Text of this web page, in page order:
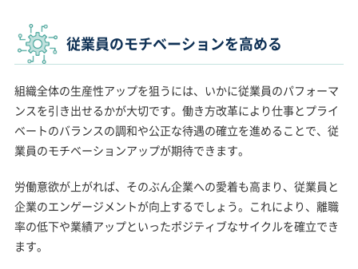
従業員のモチベーションを高める
組織全体の生産性アップを狙うには、いかに従業員のパフォーマ
ンスを引き出せるかが大切です。働き方改革により仕事とプライ
ベートのバランスの調和や公正な待遇の確立を進めることで、従
業員のモチベーションアップが期待できます。
労働意欲が上がれば、そのぶん企業への愛着も高まり、従業員と
企業のエンゲージメントが向上するでしょう。これにより、離職
率の低下や業績アップといったポジティブなサイクルを確立でき
ます。